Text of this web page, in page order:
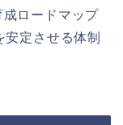
ロードマップ
定させる体制